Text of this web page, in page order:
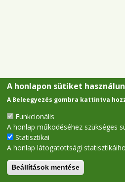
A honlapon sütiket
A Beleegyezés gombra kattintva
Funkcionális
A honlap működéséhez szükséges
Statisztikai
A honlap látogatottsági
Beállítások mentése